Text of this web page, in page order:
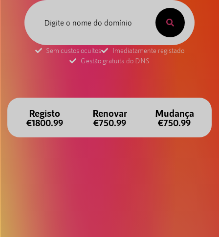
Sem custos ocultos
Imediatamente registado
Gestão gratuita do DNS
Registo
€1800.99
Renovar
€750.99
Mudança
€750.99